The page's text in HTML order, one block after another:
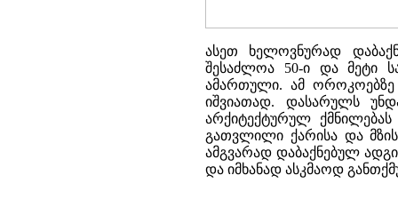
ასეთ ხელოვნურად
შესაძლოა 50-ი და მეტი
ამართული. ამ ოროკოებზე
იშვიათად. დასარულს
არქიტექტურულ
გათვლილი ქარისა და
ამგვარად დაბაქნებულ
და იმხანად ასკმაოდ